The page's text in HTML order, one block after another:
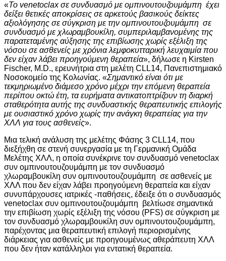
«Το venetoclax σε συνδυασμό με ομπινουτουζουμάμπη έχει
δείξει θετικές αποκρίσεις σε αρκετούς βασικούς δείκτες
αξιολόγησης σε σύγκριση με την ομπινουτουζουμάμπη σε
συνδυασμό με χλωραμβουκίλη, συμπεριλαμβανομένης της
παρατεταμένης αύξησης της επιβίωσης χωρίς εξέλιξη της
νόσου σε ασθενείς με χρόνια λεμφοκυτταρική λευχαιμία που
δεν είχαν λάβει προηγούμενη θεραπεία», δήλωσε η Kirsten
Fischer, M.D., ερευνήτρια στη μελέτη CLL14, Πανεπιστημιακό
Νοσοκομείο της Κολωνίας. «Σημαντικό είναι ότι με
τεκμηριωμένο διάμεσο χρόνο μέχρι την επόμενη θεραπεία
περίπου οκτώ έτη, τα ευρήματα αντικατοπτρίζουν τη διαρκή
σταθερότητα αυτής της συνδυαστικής θεραπευτικής επιλογής
με ουσιαστικό χρόνο χωρίς την ανάγκη θεραπείας για την
ΧΛΛ για τους ασθενείς».
Μια τελική ανάλυση της μελέτης Φάσης 3 CLL14, που
διεξήχθη σε στενή συνεργασία με τη Γερμανική Ομάδα
Μελέτης ΧΛΛ, η οποία συνέκρινε τον συνδυασμό venetoclax
συν ομπινουτουζουμάμπη με τον συνδυασμό
χλωραμβουκίλη συν ομπινουτουζουμάμπη σε ασθενείς με
ΧΛΛ που δεν είχαν λάβει προηγούμενη θεραπεία και είχαν
συνυπάρχουσες ιατρικές -παθήσεις, έδειξε ότι ο συνδυασμός
venetoclax συν ομπινουτουζουμάμπη βελτίωσε σημαντικά
την επιβίωση χωρίς εξέλιξη της νόσου (PFS) σε σύγκριση με
τον συνδυασμό χλωραμβουκίλη συν ομπινουτουζουμάμπη,
παρέχοντας μια θεραπευτική επιλογή περιορισμένης
διάρκειας για ασθενείς με προηγουμένως αθεράπευτη ΧΛΛ
που δεν ήταν κατάλληλοι για εντατική θεραπεία.